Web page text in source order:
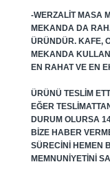
-WERZALIT MASA
MEKANDA DA
ÜRÜNDÜR. KAFE,
MEKANDA
EN RAHAT VE EN
ÜRÜNÜ TESLIM
EĞER
DURUM OLURSA
BIZE HABER
SÜRECINI HEMEN
MEMNUNIYETINI